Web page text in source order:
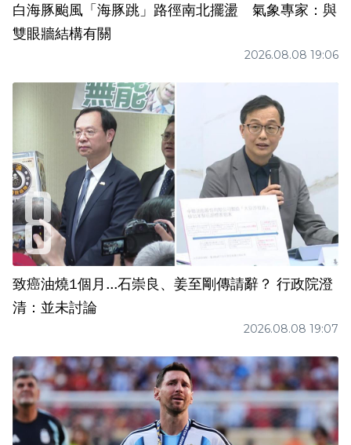
白海豚颱風「海豚跳」路徑南北擺盪 氣象專家：與
雙眼牆結構有關
2026.08.08 19:06
致癌油燒1個月...石崇良、姜至剛傳請辭？ 行政院澄
清：並未討論
2026.08.08 19:07